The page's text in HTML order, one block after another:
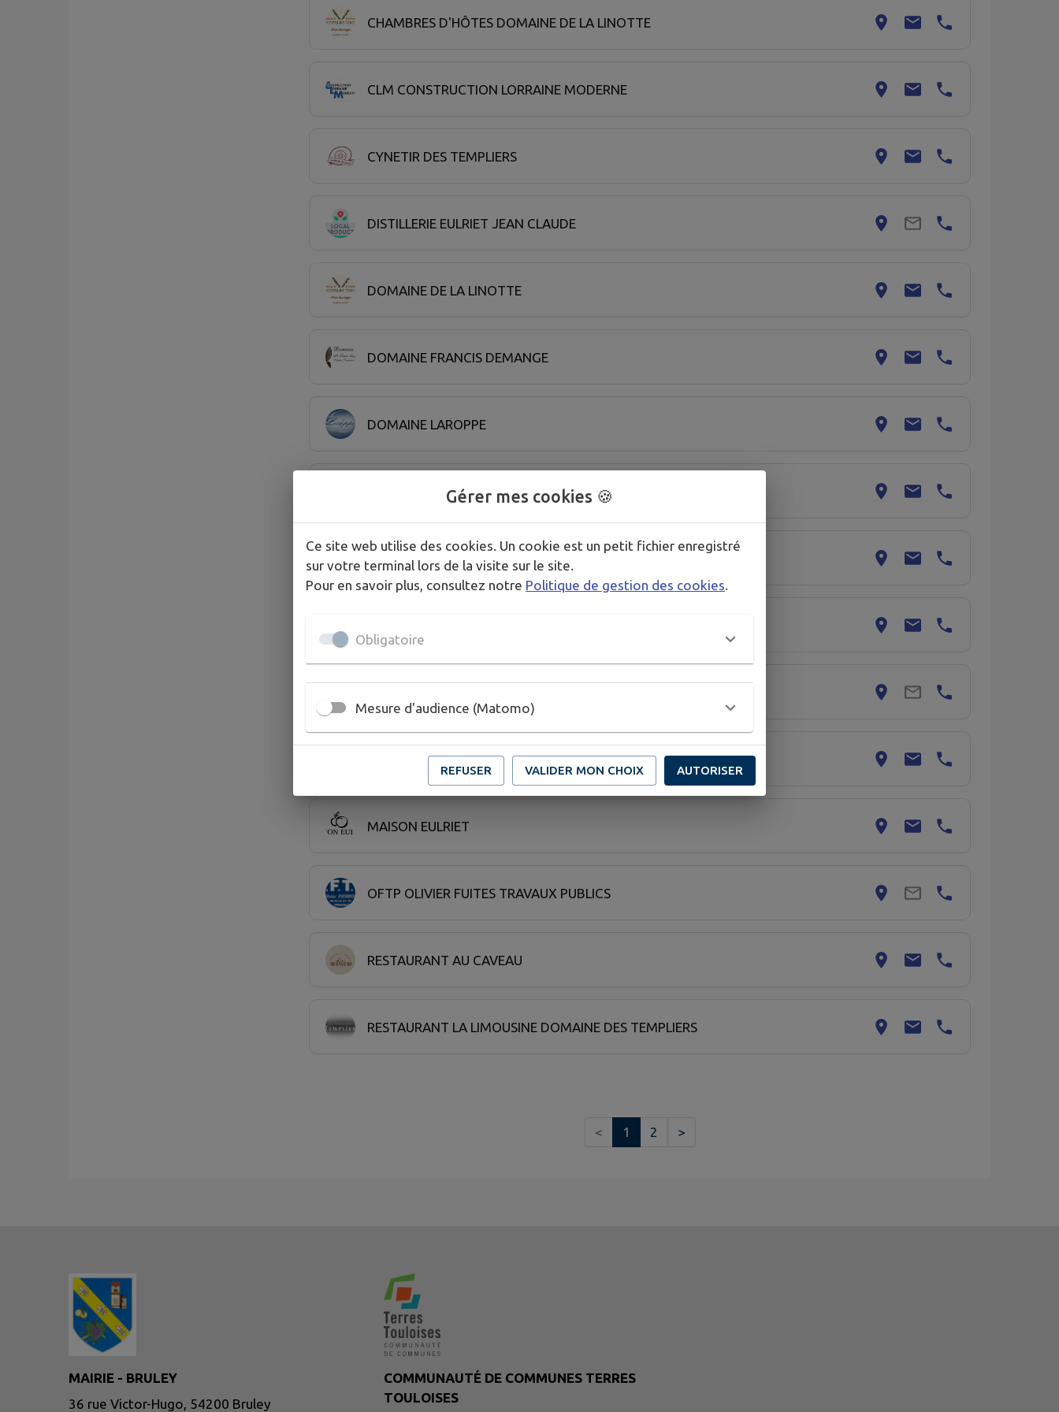
CHAMBRES D'HÔTES DOMAINE DE LA LINOTTE
CLM CONSTRUCTION LORRAINE MODERNE
CYNETIR DES TEMPLIERS
DISTILLERIE EULRIET JEAN CLAUDE
DOMAINE DE LA LINOTTE
DOMAINE FRANCIS DEMANGE
DOMAINE LAROPPE
DOMAINE REGINA
EBENISTERIE BASTIEN
M. Z CREATION
MAISON EULRIET
OFTP OLIVIER FUITES TRAVAUX PUBLICS
RESTAURANT AU CAVEAU
RESTAURANT LA LIMOUSINE DOMAINE DES TEMPLIERS
< 1 2 >
MAIRIE - BRULEY
36 rue Victor-Hugo, 54200 Bruley
COMMUNAUTÉ DE COMMUNES TERRES
TOULOISES
Gérer mes cookies 🍪
Ce site web utilise des cookies. Un cookie est un petit fichier enregistré
sur votre terminal lors de la visite sur le site.
Pour en savoir plus, consultez notre Politique de gestion des cookies.
Obligatoire
Mesure d'audience (Matomo)
REFUSER VALIDER MON CHOIX AUTORISER